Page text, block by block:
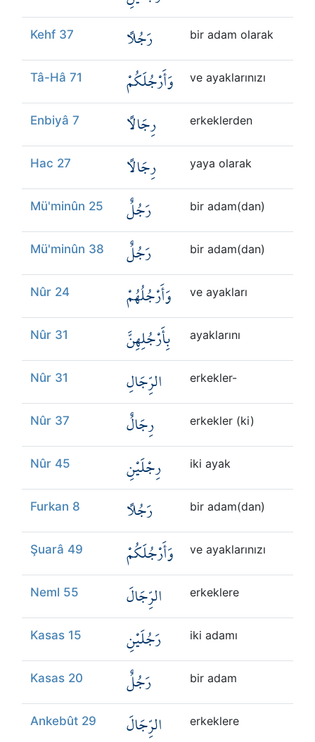
Kehf 37 رَجُلًا bir adam olarak
Tâ-Hâ 71 وَأَرْجُلَكُمْ ve ayaklarınızı
Enbiyâ 7 رِجَالًا erkeklerden
Hac 27 رِجَالًا yaya olarak
Mü'minûn 25 رَجُلٌ bir adam(dan)
Mü'minûn 38 رَجُلٌ bir adam(dan)
Nûr 24 وَأَرْجُلُهُمْ ve ayakları
Nûr 31 بِأَرْجُلِهِنَّ ayaklarını
Nûr 31 الرِّجَالِ erkekler-
Nûr 37 رِجَالٌ erkekler (ki)
Nûr 45 رِجْلَيْنِ iki ayak
Furkan 8 رَجُلًا bir adam(dan)
Şuarâ 49 وَأَرْجُلَكُمْ ve ayaklarınızı
Neml 55 الرِّجَالَ erkeklere
Kasas 15 رَجُلَيْنِ iki adamı
Kasas 20 رَجُلٌ bir adam
Ankebût 29 الرِّجَالَ erkeklere